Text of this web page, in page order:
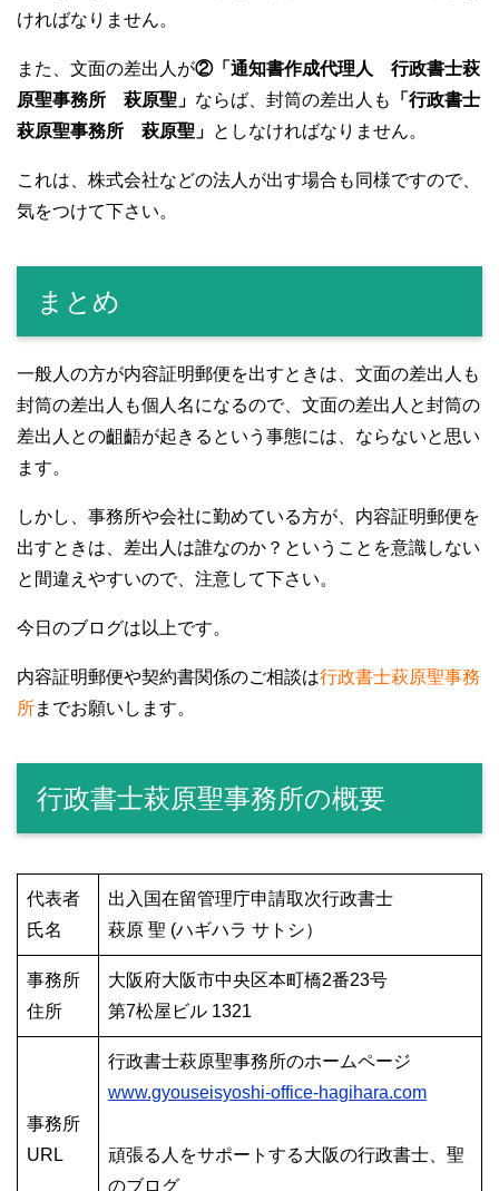
ければなりません。
また、文面の差出人が②「通知書作成代理人 行政書士萩
原聖事務所 萩原聖」 ならば、封筒の差出人も
「行政書士
萩原聖事務所 萩原聖」 としなければなりません。
これは、株式会社などの法人が出す場合も同様ですので、
気をつけて下さい。
まとめ
一般人の方が内容証明郵便を出すときは、文面の差出人も
封筒の差出人も個人名になるので、文面の差出人と封筒の
差出人との齟齬が起きるという事態には、ならないと思い
ます。
しかし、事務所や会社に勤めている方が、内容証明郵便を
出すときは、差出人は誰なのか？ということを意識しない
と間違えやすいので、注意して下さい。
今日のブログは以上です。
内容証明郵便や契約書関係のご相談は行政書士萩原聖事務
所までお願いします。
行政書士萩原聖事務所の概要
代表者
氏名
出入国在留管理庁申請取次行政書士
萩原 聖 (ハギハラ サトシ）
事務所
住所
大阪府大阪市中央区本町橋2番23号
第7松屋ビル 1321
事務所
URL
行政書士萩原聖事務所のホームページ
www.gyouseisyoshi-office-hagihara.com
頑張る人をサポートする大阪の行政書士、聖
のブログ